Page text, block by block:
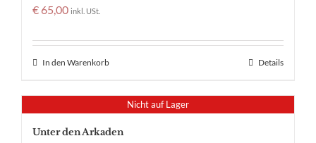
€ 65,00 inkl. USt.
In den Warenkorb Details
Nicht auf Lager
Unter den Arkaden